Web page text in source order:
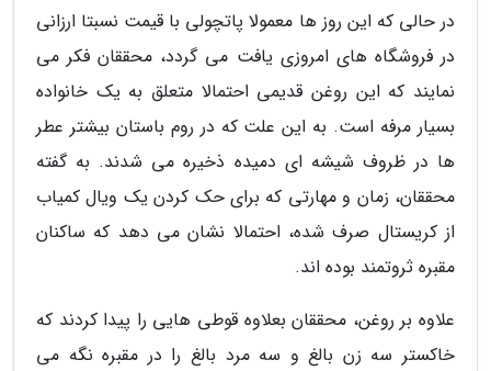
در حالی که این روز ها معمولا پاتچولی با قیمت نسبتا ارزانی
در فروشگاه های امروزی یافت می گردد، محققان فکر می
نمایند که این روغن قدیمی احتمالا متعلق به یک خانواده
بسیار مرفه است. به این علت که در روم باستان بیشتر عطر
ها در ظروف شیشه ای دمیده ذخیره می شدند. به گفته
محققان، زمان و مهارتی که برای حک کردن یک ویال کمیاب
از کریستال صرف شده، احتمالا نشان می دهد که ساکنان
مقبره ثروتمند بوده اند.
علاوه بر روغن، محققان بعلاوه قوطی هایی را پیدا کردند که
خاکستر سه زن بالغ و سه مرد بالغ را در مقبره نگه می